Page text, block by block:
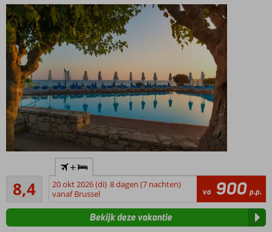
loopafstand
van strand
en
Chersonissos
8,4Zeer goed
88
beoordelingen
+
20 okt 2026 (di) 8 dagen (7 nachten)
vanaf Brussel
va 900 p.p.
Bekijk deze vakantie